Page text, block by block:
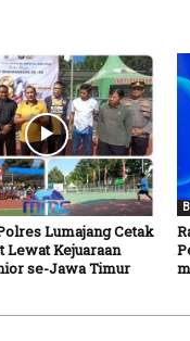
Lumajang Cetak
Lewat Kejuaraan
se-Jawa Timur